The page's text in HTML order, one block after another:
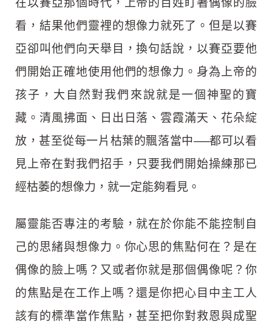
看，結果他們靈裡的想像力就死了。但是以賽
亞卻叫他們向天舉目，換句話說，以賽亞要他
們開始正確地使用他們的想像力。身為上帝的
孩子，大自然對我們來說就是一個神聖的寶
藏。清風拂面、日出日落、雲霞滿天、花朵綻
放，甚至從每一片枯葉的飄落當中──都可以看
見上帝在對我們招手，只要我們開始操練那已
經枯萎的想像力，就一定能夠看見。
屬靈能否專注的考驗，就在於你能不能控制自
己的思緒與想像力。你心思的焦點何在？是在
偶像的臉上嗎？又或者你就是那個偶像呢？你
的焦點是在工作上嗎？還是你把心目中主工人
該有的標準當作焦點，甚至把你對救恩與成聖